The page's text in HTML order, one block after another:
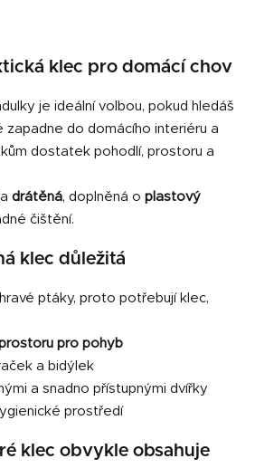
d
c
í
p
v
y
ý
p
i
u
klec pro domácí chov
je ideální volbou, pokud hledáš
zapadne do domácího interiéru a
dostatek pohodlí, prostoru a
drátěná, doplněná o plastový
čištění.
klec důležitá
ptáky, proto potřebují klec,
pro pohyb
a bidýlek
a snadno přístupnými dvířky
prostředí
klec obvykle obsahuje